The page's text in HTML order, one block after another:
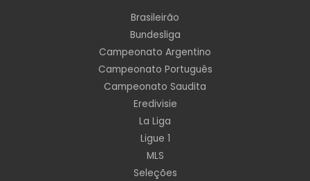
Brasileirão
Bundesliga
Campeonato Argentino
Campeonato Português
Campeonato Saudita
Eredivisie
La Liga
Ligue 1
MLS
Seleções